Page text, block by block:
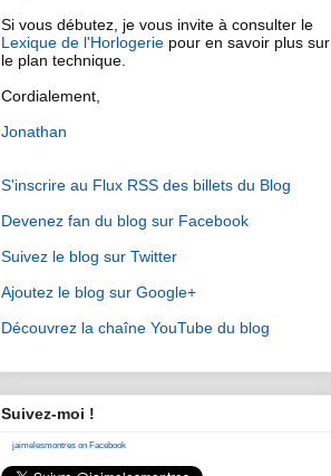
Si vous débutez, je vous invite à consulter le
Lexique de l'Horlogerie pour en savoir plus sur
le plan technique.
Cordialement,
Jonathan
S'inscrire au Flux RSS des billets du Blog
Devenez fan du blog sur Facebook
Suivez le blog sur Twitter
Ajoutez le blog sur Google+
Découvrez la chaîne YouTube du blog
Suivez-moi !
jaimelesmontres on Facebook